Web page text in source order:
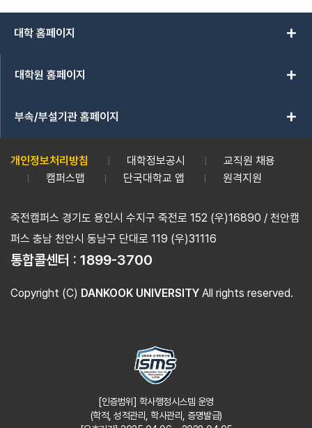
대학 홈페이지 add
대학원 홈페이지 add
부속/부설기관 홈페이지 add
개인정보처리방침 대학정보공시
교직원 채용
캠퍼스맵
단국대학교 앱 원격지원
죽전캠퍼스 경기도 용인시 수지구 죽전로 152 (우)16890 / 천안캠
퍼스 충남 천안시 동남구 단대로 119 (우)31116
통합콜센터 : 1899-3700
Copyright (C) DANKOOK UNIVERSITY All rights reserved.
[인증범위] 학사행정시스템 운영
(학적, 성적관리, 학사관리, 증명발급)